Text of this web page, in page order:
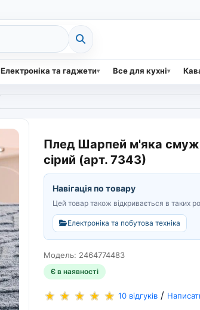
Електроніка та гаджети Все для кухні
Плед Шарпей м'яка
сірий (арт. 7343)
Навігація по товару
Цей товар також відкривається в таких
Електроніка та побутова техніка
Модель: 2464774483
Є в наявності
10 відгуків /